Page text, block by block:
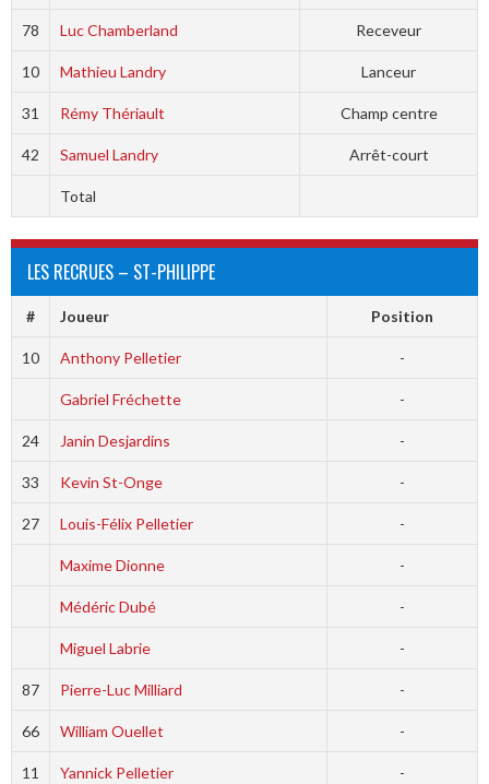
78 Luc Chamberland Receveur
10 Mathieu Landry Lanceur
31 Rémy Thériault Champ centre
42 Samuel Landry Arrêt-court
Total
LES RECRUES – ST-PHILIPPE
# Joueur Position
10 Anthony Pelletier -
Gabriel Fréchette -
24 Janin Desjardins -
33 Kevin St-Onge -
27 Louis-Félix Pelletier -
Maxime Dionne -
Médéric Dubé -
Miguel Labrie -
87 Pierre-Luc Milliard -
66 William Ouellet -
11 Yannick Pelletier -